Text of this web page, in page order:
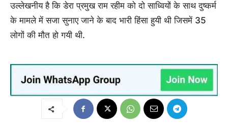
उल्लेखनीय है कि डेरा प्रमुख राम रहीम को दो साध्वियों के साथ दुष्कर्म
के मामले में सजा सुनाए जाने के बाद भारी हिंसा हुयी थी जिसमें 35
लोगों की मौत हो गयी थी.